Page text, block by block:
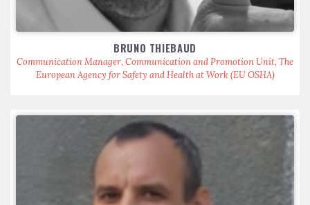
BRUNO THIEBAUD
Communication Manager, Communication and Promotion Unit, The
European Agency for Safety and Health at Work (EU OSHA)